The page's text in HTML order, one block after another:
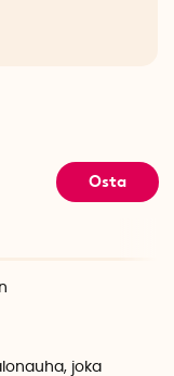
Osta
joka